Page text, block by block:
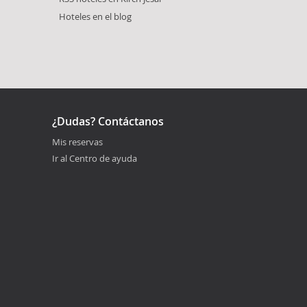
Hoteles en el blog
¿Dudas? Contáctanos
Mis reservas
Ir al Centro de ayuda